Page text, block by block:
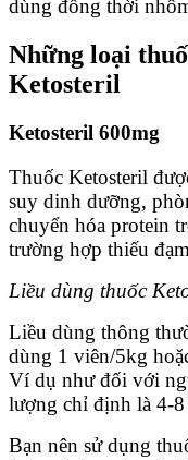
dùng đồng thời
Những loại
Ketosteril
Ketosteril 600mg
Thuốc Ketosteril
suy dinh dưỡng,
chuyển hóa protein
trường hợp thiếu
Liều dùng thuốc
Liều dùng thông
dùng 1 viên/5kg
Ví dụ như đối với
lượng chỉ định là 4-
Bạn nên sử dụng